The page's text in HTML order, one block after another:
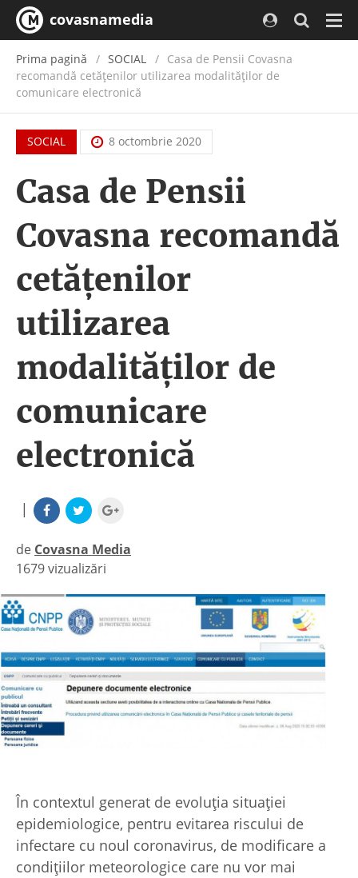
covasnamedia
Prima pagină SOCIAL
Casa de Pensii Covasna
recomandă cetăţenilor utilizarea modalităților de
comunicare electronică
SOCIAL 8 octombrie 2020
Casa de Pensii
Covasna recomandă
cetăţenilor
utilizarea
modalităților de
comunicare
electronică
|
de Covasna Media
|
1679 vizualizări
În contextul generat de evoluția situației
epidemiologice, pentru evitarea riscului de
infectare cu noul coronavirus, de modificare a
condițiilor meteorologice care nu vor mai